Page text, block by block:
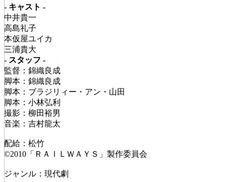
- キャスト -
中井貴一
高島礼子
本仮屋ユイカ
三浦貴大
- スタッフ -
監督：錦織良成
脚本：錦織良成
脚本：ブラジリィー・アン・山田
脚本：小林弘利
撮影：柳田裕男
音楽：吉村龍太
配給：松竹
©2010「ＲＡＩＬＷＡＹＳ」製作委員会
ジャンル：現代劇